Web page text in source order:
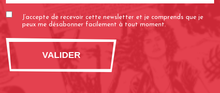
(Nécessaire)
J’accepte de recevoir cette newsletter et je comprends que je
peux me désabonner facilement à tout moment.